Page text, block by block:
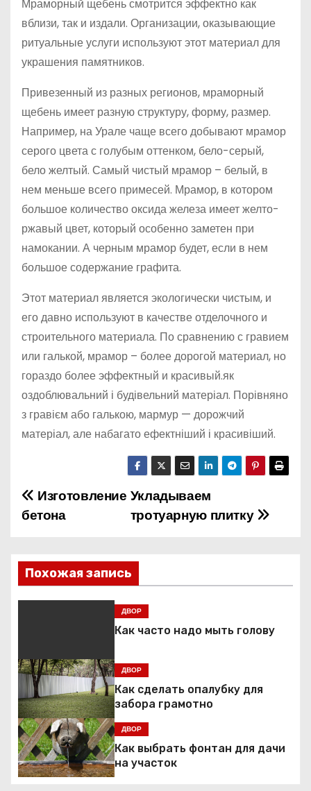
Мраморный щебень смотрится эффектно как
вблизи, так и издали. Организации, оказывающие
ритуальные услуги используют этот материал для
украшения памятников.
Привезенный из разных регионов, мраморный
щебень имеет разную структуру, форму, размер.
Например, на Урале чаще всего добывают мрамор
серого цвета с голубым оттенком, бело-серый,
бело желтый. Самый чистый мрамор – белый, в
нем меньше всего примесей. Мрамор, в котором
большое количество оксида железа имеет желто-
ржавый цвет, который особенно заметен при
намокании. А черным мрамор будет, если в нем
большое содержание графита.
Этот материал является экологически чистым, и
его давно используют в качестве отделочного и
строительного материала. По сравнению с гравием
или галькой, мрамор – более дорогой материал, но
гораздо более эффектный и красивый.як
оздоблювальний і будівельний матеріал. Порівняно
з гравієм або галькою, мармур — дорожчий
матеріал, але набагато ефектніший і красивіший.
Н
в
и
ц
и
я
п
Укладываем
тротуарную плитку
Изготовление
бетона
Похожая запись
ДВОР
Как часто надо мыть голову
ДВОР
Как сделать опалубку для
забора грамотно
ДВОР
Как выбрать фонтан для дачи
на участок